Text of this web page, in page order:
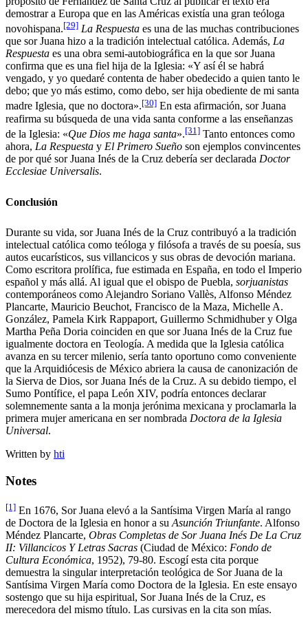
demostrar a Europa que en las Américas existía una gran teóloga
novohispana.[29] La Respuesta es una de las muchas contribuciones
que sor Juana hizo a la tradición intelectual católica. Además, La
Respuesta es una obra semi-autobiográfica en la que sor Juana
confirma que es una fiel hija de la Iglesia: «Y así él se habrá
vengado, y yo quedaré contenta de haber obedecido a quien tanto le
debo; que yo más estimo, como debo, ser hija obediente de mi santa
madre Iglesia, que no doctora».[30] En esta afirmación, sor Juana
reafirma su búsqueda de una vida santa conforme a las enseñanzas
de la Iglesia: «Que Dios me haga santa».[31] Tanto entonces como
ahora, La Respuesta y El Primero Sueño son ejemplos convincentes
de por qué sor Juana Inés de la Cruz debería ser declarada Doctor
Ecclesiae Universalis.
Conclusión
Durante su vida, sor Juana Inés de la Cruz contribuyó a la tradición
intelectual católica como teóloga y filósofa a través de su poesía, sus
autos eucarísticos, sus villancicos y sus obras de devoción mariana.
Como escritora prolífica, fue estimada en España, en todo el Imperio
español y más allá. Al igual que el obispo de Puebla, sorjuanistas
contemporáneos como Alejandro Soriano Vallès, Alfonso Méndez
Plancarte, Mauricio Beuchot, Francisco de la Maza, Michelle A.
González, Pamela Kirk Rappaport, Guillermo Schmidhuber y Olga
Martha Peña Doria coinciden en que sor Juana Inés de la Cruz fue
igualmente doctora en Teología. A medida que la Iglesia católica
avanza en su tercer milenio, sería tanto oportuno como conveniente
que la Arquidiócesis de México abriera la causa de canonización de
la Sierva de Dios, sor Juana Inés de la Cruz. A su debido tiempo, el
Sumo Pontífice, el papa León XIV, podría entonces declarar
solemnemente santa a la monja jerónima mexicana y proclamarla la
primera mujer americana en ser nombrada Doctora de la Iglesia
Universal.
Written by hti
Notes
[1] En 1676, Sor Juana elevó a la Santísima Virgen María al rango
de Doctora de la Iglesia en honor a su Asunción Triunfante. Alfonso
Méndez Plancarte, Obras Completas de Sor Juana Inés De La Cruz
II: Villancicos Y Letras Sacras (Ciudad de México: Fondo de
Cultura Económica, 1952), 79-80. Escogí esta cita porque
demuestra la singular interpretación teológica de Sor Juana de la
Santísima Virgen María como Doctora de la Iglesia. En este ensayo
sostengo que su hija espiritual, Sor Juana Inés de la Cruz, es
merecedora del mismo título. Las cursivas en la cita son mías.